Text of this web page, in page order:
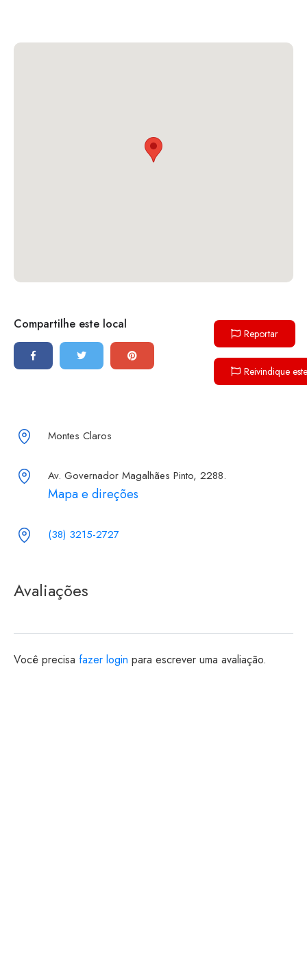
Compartilhe este local
Reportar
Reivindique
Montes Claros
Av. Governador Magalhães Pinto, 2288.
Mapa e direções
(38) 3215-2727
Avaliações
Você precisa fazer login para escrever uma avaliação.